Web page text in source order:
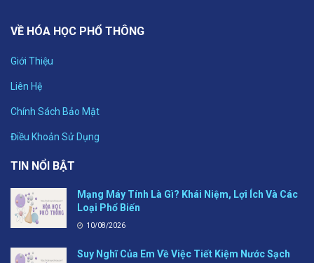
VỀ HÓA HỌC PHỔ THÔNG
Giới Thiệu
Liên Hệ
Chính Sách Bảo Mật
Điều Khoản Sử Dụng
TIN NỔI BẬT
Mạng Máy Tính Là Gì? Khái Niệm, Lợi Ích Và Các
Loại Phổ Biến
10/08/2026
Suy Nghĩ Của Em Về Việc Tiết Kiệm Nước Sạch